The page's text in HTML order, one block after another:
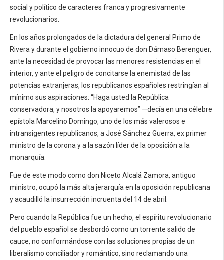
social y político de caracteres franca y progresivamente
revolucionarios.
En los años prolongados de la dictadura del general Primo de
Rivera y durante el gobierno innocuo de don Dámaso Berenguer,
ante la necesidad de provocar las menores resistencias en el
interior, y ante el peligro de concitarse la enemistad de las
potencias extranjeras, los republicanos españoles restringían al
mínimo sus aspiraciones: “Haga usted la República
conservadora, y nosotros la apoyaremos” —decía en una célebre
epístola Marcelino Domingo, uno de los más valerosos e
intransigentes republicanos, a José Sánchez Guerra, ex primer
ministro de la corona y a la sazón líder de la oposición a la
monarquía.
Fue de este modo como don Niceto Alcalá Zamora, antiguo
ministro, ocupó la más alta jerarquía en la oposición republicana
y acaudilló la insurrección incruenta del 14 de abril.
Pero cuando la República fue un hecho, el espíritu revolucionario
del pueblo español se desbordó como un torrente salido de
cauce, no conformándose con las soluciones propias de un
liberalismo conciliador y romántico, sino reclamando una